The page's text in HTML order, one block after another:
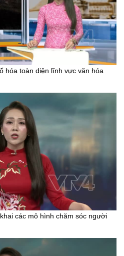
hóa toàn diện lĩnh vực văn hóa
các mô hình chăm sóc người